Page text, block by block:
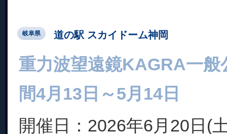
岐阜県 道の駅 スカイドーム神岡
重力波望遠鏡KAGRA一般
間4月13日～5月14日
開催日：2026年6月20日(